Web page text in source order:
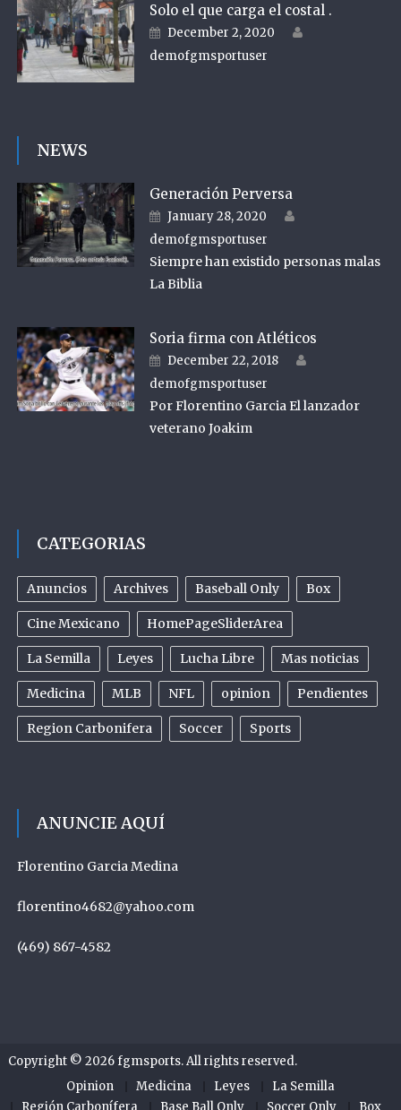
Solo el que carga el costal .
Posted on
December 2, 2020
demofgmsportuser
NEWS
Generación Perversa
Posted on
January 28, 2020
demofgmsportuser
Siempre han existido personas malas
La Biblia
Soria firma con Atléticos
Posted on
December 22, 2018
demofgmsportuser
Por Florentino Garcia El lanzador
veterano Joakim
CATEGORIAS
Anuncios Archives Baseball Only Box
Cine Mexicano HomePageSliderArea
La Semilla Leyes Lucha Libre Mas noticias
Medicina MLB NFL opinion Pendientes
Region Carbonifera Soccer Sports
ANUNCIE AQUÍ
Florentino Garcia Medina
florentino4682@yahoo.com
(469) 867-4582
Copyright © 2026fgmsports. All rights reserved.
Opinion
Medicina Leyes
La Semilla